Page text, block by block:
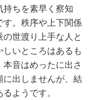
ちを素早く察知
す。秩序や上下関係
世渡り上手な人と
いところはあるも
音はめったに出さ
に出しませんが、結
ようです。